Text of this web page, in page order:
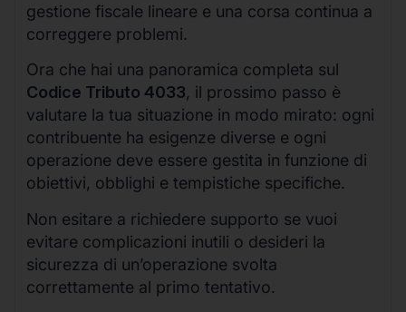
gestione fiscale lineare e una corsa continua a
correggere problemi.
Ora che hai una panoramica completa sul
Codice Tributo 4033, il prossimo passo è
valutare la tua situazione in modo mirato: ogni
contribuente ha esigenze diverse e ogni
operazione deve essere gestita in funzione di
obiettivi, obblighi e tempistiche specifiche.
Non esitare a richiedere supporto se vuoi
evitare complicazioni inutili o desideri la
sicurezza di un’operazione svolta
correttamente al primo tentativo.